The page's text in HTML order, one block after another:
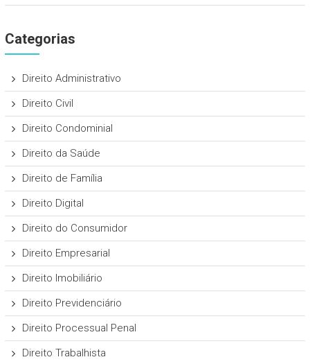
Categorias
Direito Administrativo
Direito Civil
Direito Condominial
Direito da Saúde
Direito de Família
Direito Digital
Direito do Consumidor
Direito Empresarial
Direito Imobiliário
Direito Previdenciário
Direito Processual Penal
Direito Trabalhista